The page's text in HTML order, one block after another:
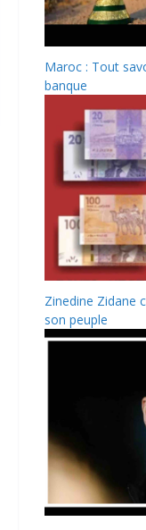
Maroc : Tout
banque
Zinedine Zidane
son peuple